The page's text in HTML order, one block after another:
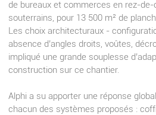
de bureaux et commerces en rez-
souterrains, pour 13 500 m² de
Les choix architecturaux -
absence d’angles droits, voûtes,
impliqué une grande souplesse
construction sur ce chantier.
Alphi a su apporter une réponse
chacun des systèmes proposés :